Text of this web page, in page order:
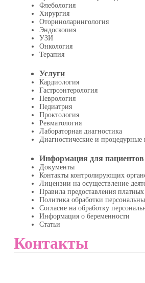
Флебология
Хирургия
Оториноларингология
Эндоскопия
УЗИ
Онкология
Терапия
Услуги
Кардиология
Гастроэнтерология
Неврология
Педиатрия
Проктология
Ревматология
Лабораторная диагностика
Диагностические и процедурные
Информация для пациентов
Документы
Контакты контролирующих
Лицензии на осуществление
Правила предоставления
Политика обработки
Согласие на обработку
Информация о беременности
Статьи
Контакты